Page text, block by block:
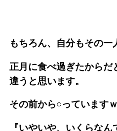
もちろん、自分もその一
正月に食べ過ぎたからだ
違うと思います。
その前から○っていますｗ
『いやいや、いくらな